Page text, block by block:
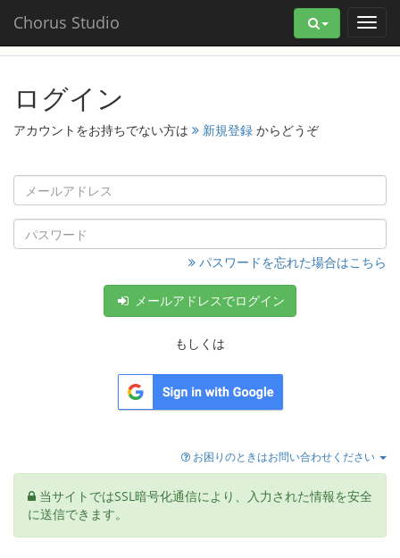
Chorus Studio
ログイン
アカウントをお持ちでない方は 新規登録 からどうぞ
パスワードを忘れた場合はこちら
メールアドレスでログイン
もしくは
お困りのときはお問い合わせください
当サイトではSSL暗号化通信により、入力された情報を安全
に送信できます。